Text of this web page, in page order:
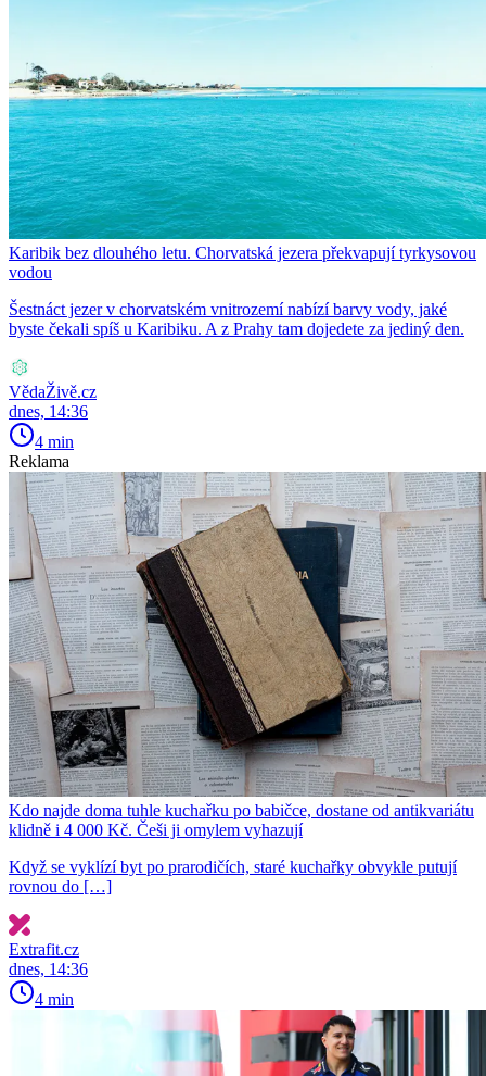
Karibik bez dlouhého letu. Chorvatská jezera překvapují tyrkysovou
vodou
Šestnáct jezer v chorvatském vnitrozemí nabízí barvy vody, jaké
byste čekali spíš u Karibiku. A z Prahy tam dojedete za jediný den.
VědaŽivě.cz
dnes, 14:36
4 min
Reklama
Kdo najde doma tuhle kuchařku po babičce, dostane od antikvariátu
klidně i 4 000 Kč. Češi ji omylem vyhazují
Když se vyklízí byt po prarodičích, staré kuchařky obvykle putují
rovnou do […]
Extrafit.cz
dnes, 14:36
4 min